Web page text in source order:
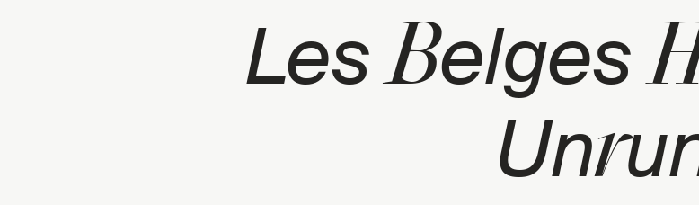
LesBelges
Unr